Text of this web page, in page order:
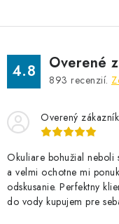
4.8 Overené
893 recenzií.
Overený zákazník
Okuliare bohužial
a velmi ochotne mi
odskusanie. Perfektny
do vody kupujem pre